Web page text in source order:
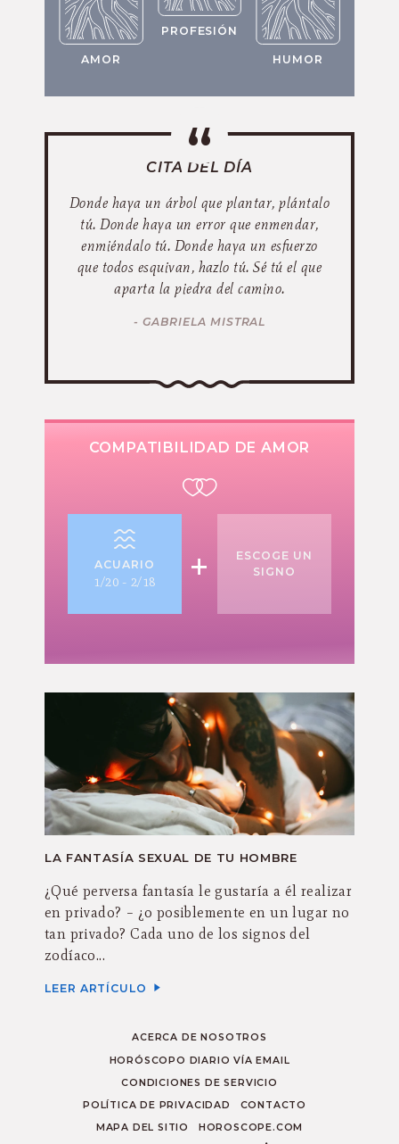
AMOR
PROFESIÓN
HUMOR
CITA DEL DÍA
Donde haya un árbol que plantar, plántalo
tú. Donde haya un error que enmendar,
enmiéndalo tú. Donde haya un esfuerzo
que todos esquivan, hazlo tú. Sé tú el que
aparta la piedra del camino.
- GABRIELA MISTRAL
COMPATIBILIDAD DE AMOR
ACUARIO
1/20 - 2/18 +
ESCOGE UN
SIGNO
LA FANTASÍA SEXUAL DE TU HOMBRE
¿Qué perversa fantasía le gustaría a él realizar
en privado? – ¿o posiblemente en un lugar no
tan privado? Cada uno de los signos del
zodíaco...
LEER ARTÍCULO
ACERCA DE NOSOTROS
HORÓSCOPO DIARIO VÍA EMAIL
CONDICIONES DE SERVICIO
POLÍTICA DE PRIVACIDAD
CONTACTO
MAPA DEL SITIO
HOROSCOPE.COM